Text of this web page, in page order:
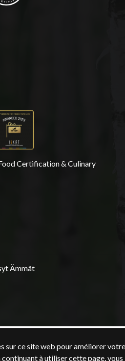
sur ce site web pour améliorer votre
à utiliser cette page, vous
Certification & Culinary
Ämmät